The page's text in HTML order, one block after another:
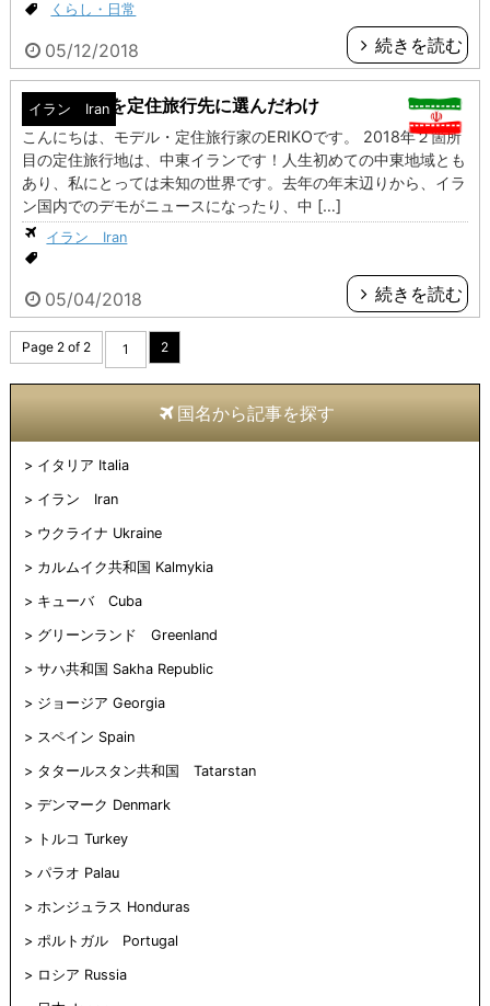
くらし・日常
05/12/2018 続きを読む
イラン Iran
私がイランを定住旅行先に選んだわけ
こんにちは、モデル・定住旅行家のERIKOです。 2018年２箇所
目の定住旅行地は、中東イランです！人生初めての中東地域とも
あり、私にとっては未知の世界です。去年の年末辺りから、イラ
ン国内でのデモがニュースになったり、中 […]
イラン Iran
05/04/2018 続きを読む
Page 2 of 2 1 2
国名から記事を探す
イタリア Italia
イラン Iran
ウクライナ Ukraine
カルムイク共和国 Kalmykia
キューバ Cuba
グリーンランド Greenland
サハ共和国 Sakha Republic
ジョージア Georgia
スペイン Spain
タタールスタン共和国 Tatarstan
デンマーク Denmark
トルコ Turkey
パラオ Palau
ホンジュラス Honduras
ポルトガル Portugal
ロシア Russia